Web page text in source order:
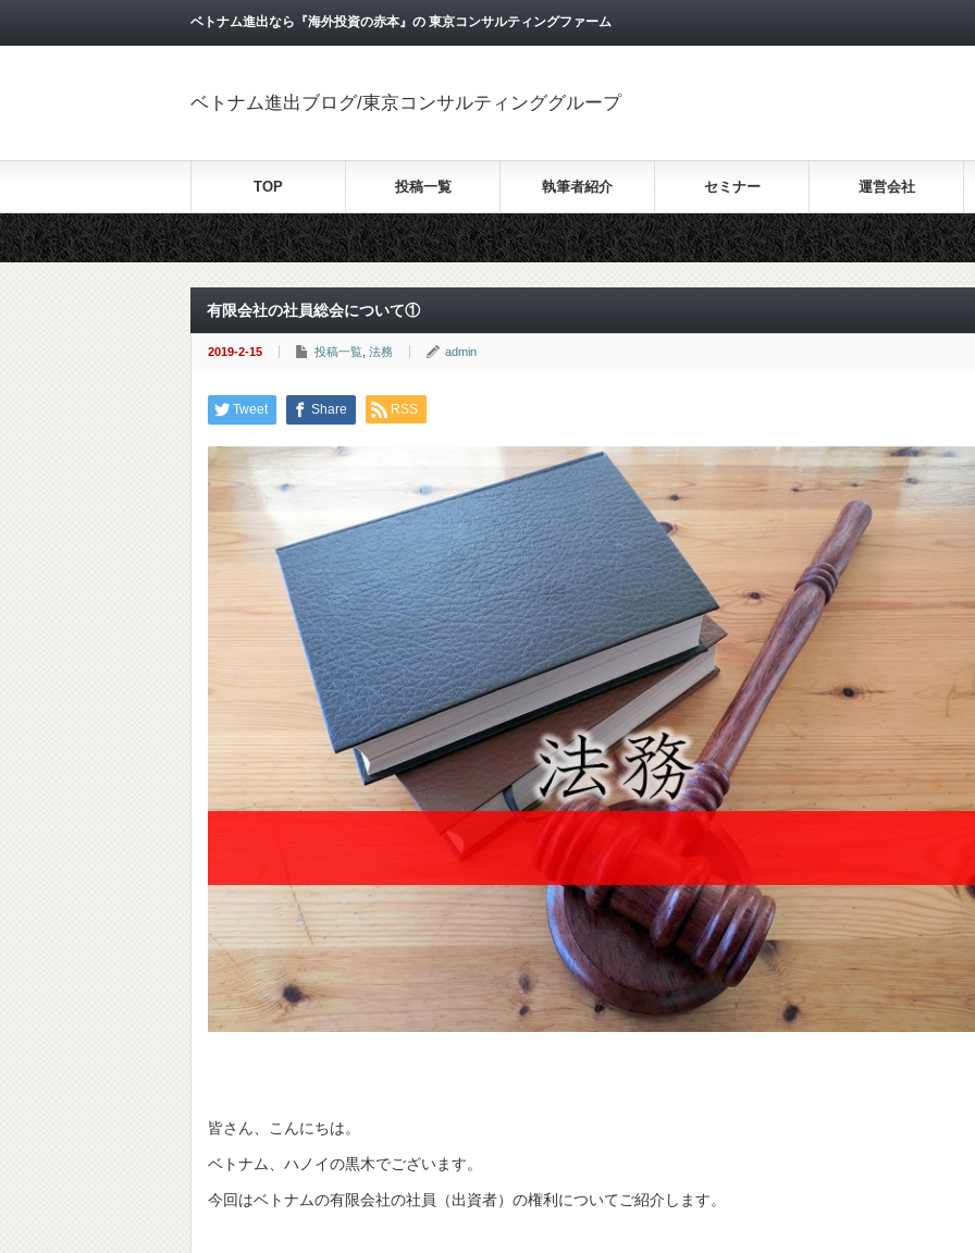
ベトナム進出なら『海外投資の赤本』の 東京コンサルティングファーム
ベトナム進出ブログ/東京コンサルティンググループ
TOP 投稿一覧 執筆者紹介 セミナー 運営会社
有限会社の社員総会について①
2019-2-15 投稿一覧 法務 admin
Tweet Share RSS
皆さん、こんにちは。
ベトナム、ハノイの黒木でございます。
今回はベトナムの有限会社の社員（出資者）の権利についてご紹介します。